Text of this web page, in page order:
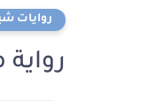
روايات
رواية